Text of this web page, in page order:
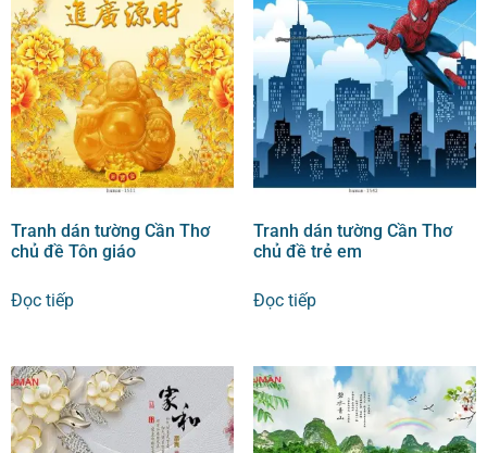
Tranh dán tường Cần Thơ
chủ đề Tôn giáo
Đọc tiếp
Tranh dán tường Cần Thơ
chủ đề trẻ em
Đọc tiếp